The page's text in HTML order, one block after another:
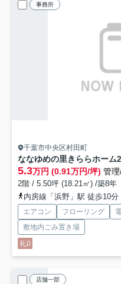
事務所
千葉市中央区村田町
ななゆめの里きららホーム
5.3万円 (0.91万円/坪) 管
2階 / 5.50坪 (18.21㎡) /築8年
内房線「浜野」駅 徒歩10分
エアコン フローリング
敷地内ごみ置き場
礼0
店舗一部